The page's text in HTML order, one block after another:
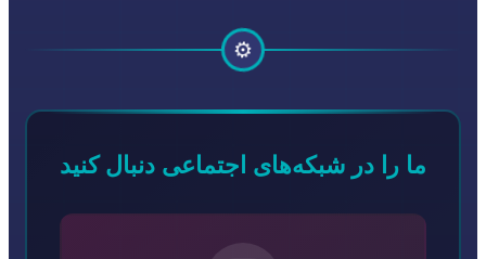
⚙️
ما را در شبکه‌های اجتماعی دنبال کنید